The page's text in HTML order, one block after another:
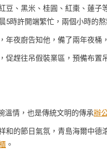
豆、黑米、桂圓、紅棗、蓮
5時許開端繁忙，兩個小時的
年夜廚告知他，備了兩年夜桶
促趕往吊假裝業區，預備布置
溫情，也是傳統文明的傳承辦
和的節日氣氛，青島海爾中德
。